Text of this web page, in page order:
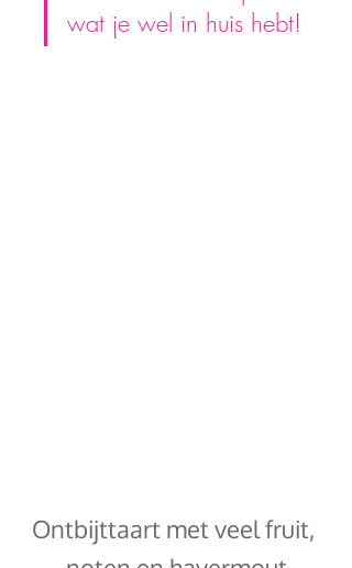
wat je wel in huis hebt!
Ontbijttaart met veel fruit,